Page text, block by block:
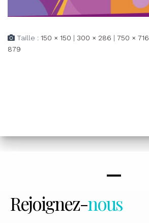
Taille : 150 × 150 | 300 × 286 | 750 × 716
879
Rejoignez-nous